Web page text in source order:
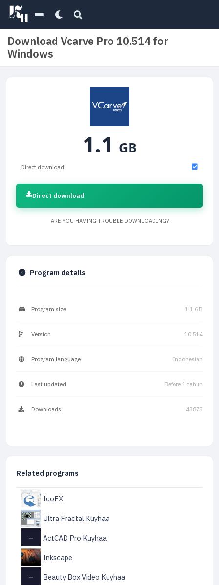
Download Vcarve Pro 10.514 for
Windows
1.1 GB
Direct download
Direct download
ARE YOU HAVING TROUBLE DOWNLOADING?
Program details
Program size 1.1 GB
Version 10.514
Program language Indonesian
Last updated Before 1 tahun
Downloads 43875
Related programs
IcoFX
Ultra Fractal Kuyhaa
ActCAD Pro Kuyhaa
Inkscape
Beauty Box Video Kuyhaa